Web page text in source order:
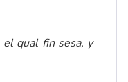
el qual fin sesa, y